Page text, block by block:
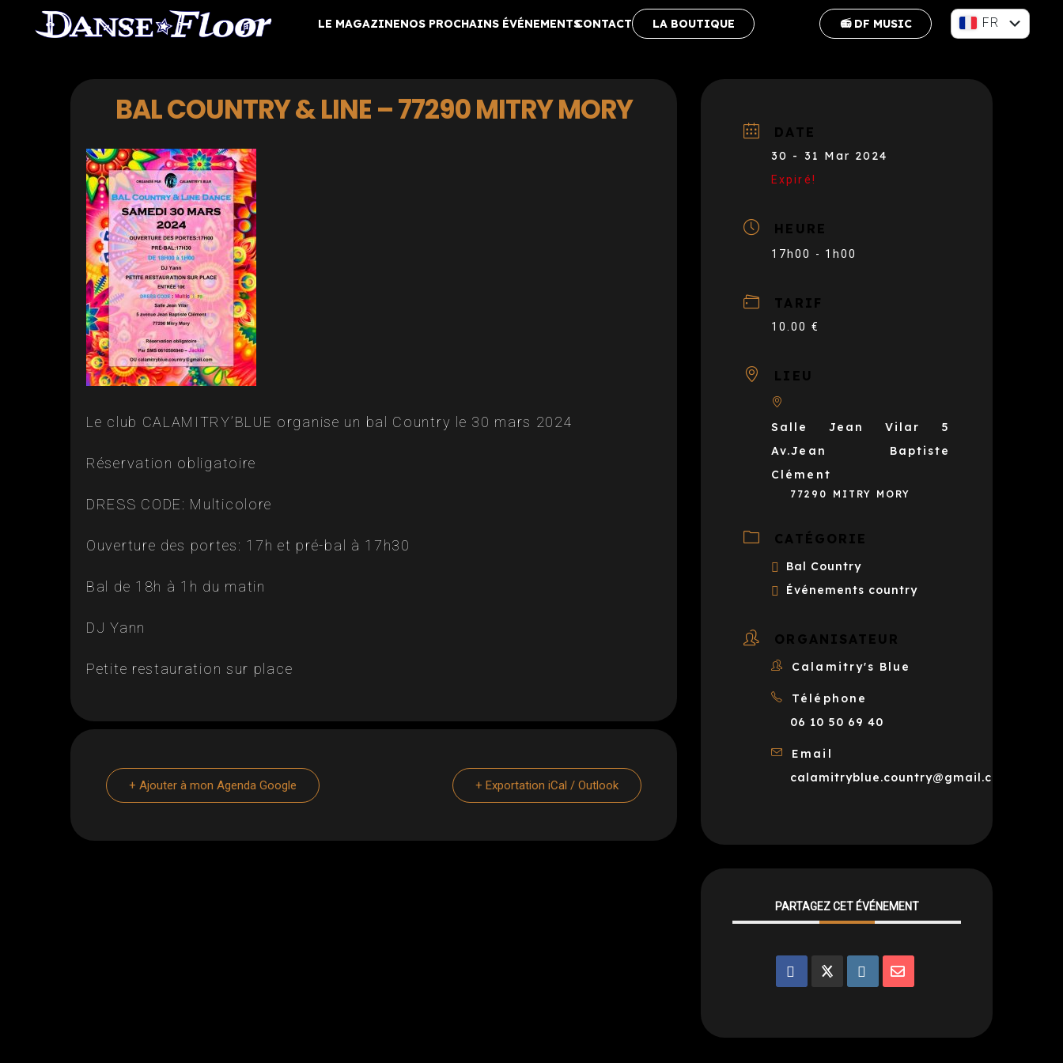
LE MAGAZINENOS PROCHAINS ÉVÉNEMENTSCONTACT LA BOUTIQUE 📻 DF MUSIC
FR
BAL COUNTRY & LINE – 77290 MITRY MORY
Le club CALAMITRY’BLUE organise un bal Country le 30 mars 2024
Réservation obligatoire
DRESS CODE: Multicolore
Ouverture des portes: 17h et pré-bal à 17h30
Bal de 18h à 1h du matin
DJ Yann
Petite restauration sur place
+ Ajouter à mon Agenda Google + Exportation iCal / Outlook
DATE
30 - 31 Mar 2024
Expiré!
HEURE
17h00 - 1h00
TARIF
10.00 €
LIEU
Salle Jean Vilar 5
Av.Jean Baptiste
Clément
77290 MITRY MORY
CATÉGORIE
Bal Country
Événements country
ORGANISATEUR
Calamitry's Blue
Téléphone
06 10 50 69 40
Email
calamitryblue.country@gmail.com
PARTAGEZ CET ÉVÉNEMENT